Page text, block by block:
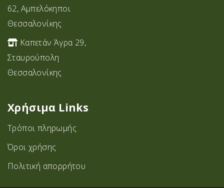
62, Αμπελόκηποι
Θεσσαλονίκης
Καπετάν Άγρα 29,
Σταυρoύπολη
Θεσσαλονίκης
Χρήσιμα Links
Τρόποι πληρωμής
Όροι χρήσης
Πολιτική απορρήτου